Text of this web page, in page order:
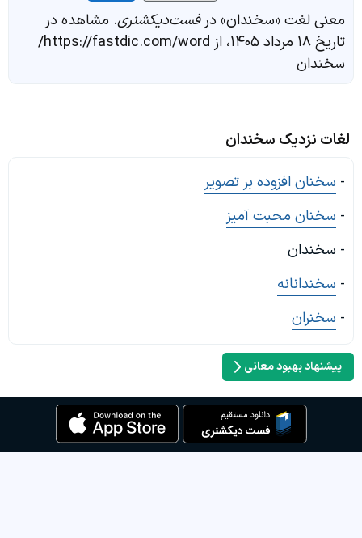
معنی لغت «سخندان» درفست‌دیکشنری. مشاهده در
تاریخ ۱۸ مرداد ۱۴۰۵، از https://fastdic.com/word/
سخندان
لغات نزدیک سخندان
- سخنان افزوده بر تصویر
- سخنان محبت آمیز
- سخندان
- سخندانانه
- سخنران
پیشنهاد بهبود معانی